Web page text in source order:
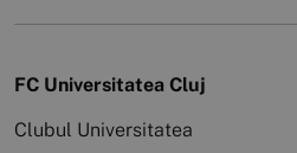
FC Universitatea Cluj
Clubul Universitatea